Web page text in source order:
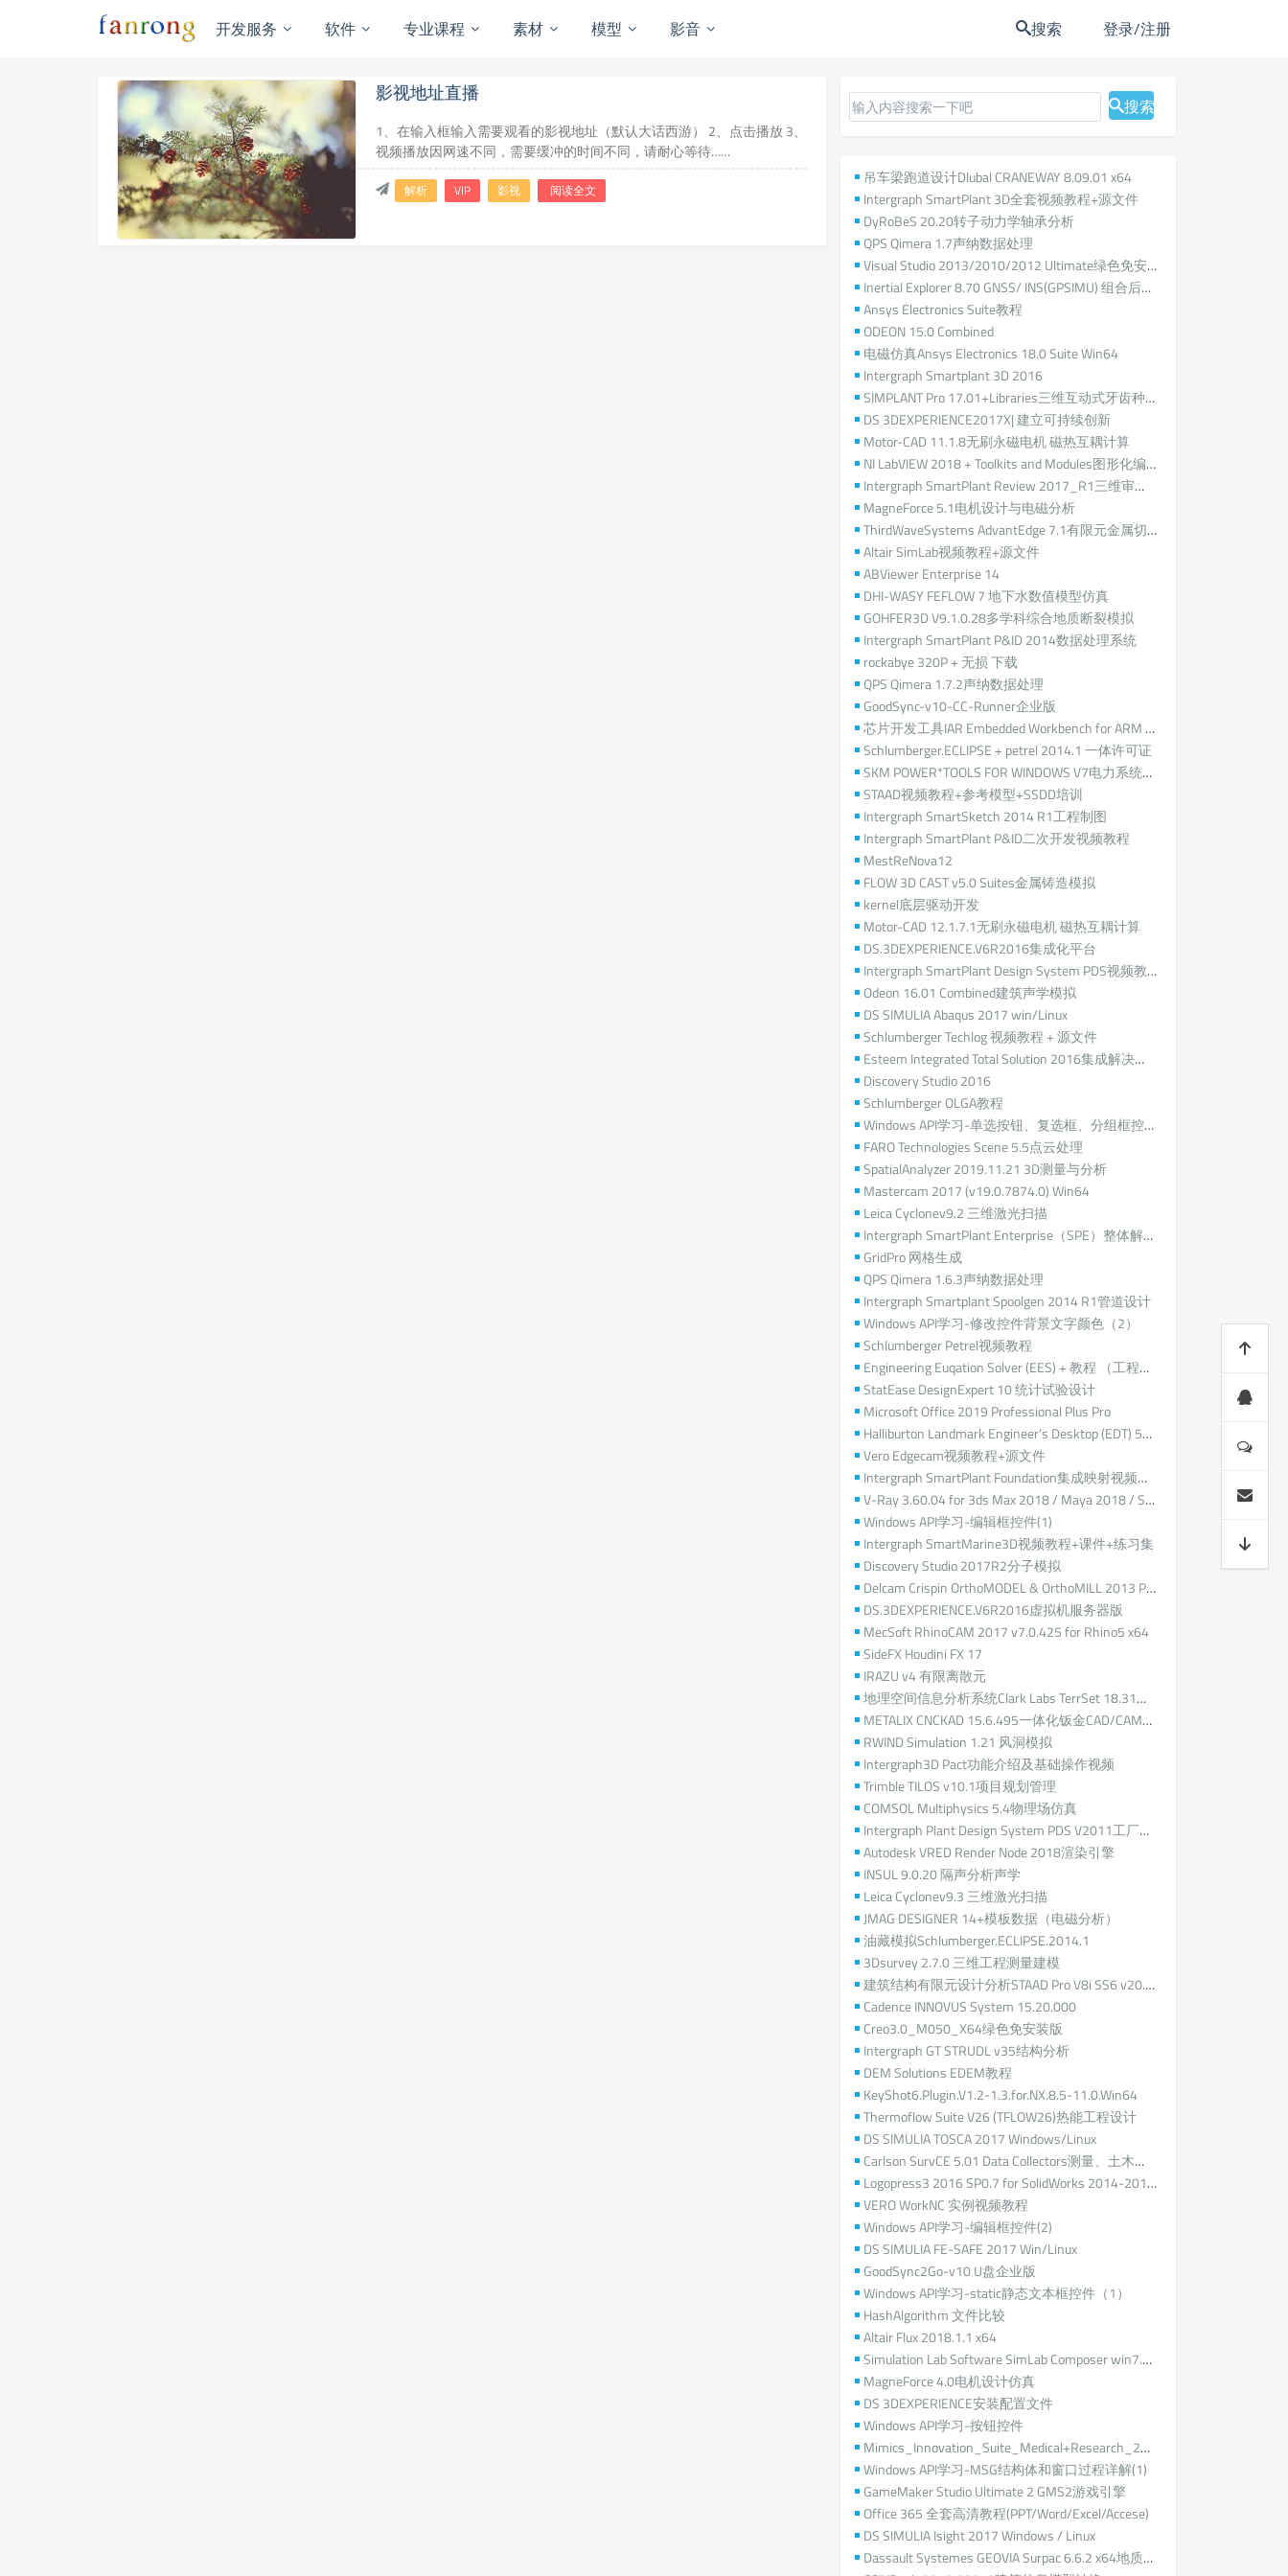
开发服务 软件 专业课程 素材 模型 影音 搜索 登录/注册
影视地址直播
1、在输入框输入需要观看的影视地址（默认大话西游） 2、点击播放 3、
视频播放因网速不同，需要缓冲的时间不同，请耐心等待……
解析 VIP 影视 阅读全文
搜索
吊车梁跑道设计Dlubal CRANEWAY 8.09.01 x64
Intergraph SmartPlant 3D全套视频教程+源文件
DyRoBeS 20.20转子动力学轴承分析
QPS Qimera 1.7声纳数据处理
Visual Studio 2013/2010/2012 Ultimate绿色免安装版
Inertial Explorer 8.70 GNSS/ INS(GPSIMU) 组合后处理
Ansys Electronics Suite教程
ODEON 15.0 Combined
电磁仿真Ansys Electronics 18.0 Suite Win64
Intergraph Smartplant 3D 2016
SIMPLANT Pro 17.01+Libraries三维互动式牙齿种植辅助含库
DS 3DEXPERIENCE2017X| 建立可持续创新
Motor-CAD 11.1.8无刷永磁电机 磁热互耦计算
NI LabVIEW 2018 + Toolkits and Modules图形化编程平台
Intergraph SmartPlant Review 2017_R1三维审查工具
MagneForce 5.1电机设计与电磁分析
ThirdWaveSystems AdvantEdge 7.1有限元金属切削仿真
Altair SimLab视频教程+源文件
ABViewer Enterprise 14
DHI-WASY FEFLOW 7 地下水数值模型仿真
GOHFER3D V9.1.0.28多学科综合地质断裂模拟
Intergraph SmartPlant P&ID 2014数据处理系统
rockabye 320P + 无损 下载
QPS Qimera 1.7.2声纳数据处理
GoodSync-v10-CC-Runner企业版
芯片开发工具IAR Embedded Workbench for ARM 7.80.1 + IAR Software Pack 2017-01-27
Schlumberger.ECLIPSE + petrel 2014.1 一体许可证
SKM POWER*TOOLS FOR WINDOWS V7电力系统设计分析与仿真计算
STAAD视频教程+参考模型+SSDD培训
Intergraph SmartSketch 2014 R1工程制图
Intergraph SmartPlant P&ID二次开发视频教程
MestReNova12
FLOW 3D CAST v5.0 Suites金属铸造模拟
kernel底层驱动开发
Motor-CAD 12.1.7.1无刷永磁电机 磁热互耦计算
DS.3DEXPERIENCE.V6R2016集成化平台
Intergraph SmartPlant Design System PDS视频教程+源文件
Odeon 16.01 Combined建筑声学模拟
DS SIMULIA Abaqus 2017 win/Linux
Schlumberger Techlog 视频教程 + 源文件
Esteem Integrated Total Solution 2016集成解决方案
Discovery Studio 2016
Schlumberger OLGA教程
Windows API学习-单选按钮、复选框、分组框控件(1)
FARO Technologies Scene 5.5点云处理
SpatialAnalyzer 2019.11.21 3D测量与分析
Mastercam 2017 (v19.0.7874.0) Win64
Leica Cyclonev9.2 三维激光扫描
Intergraph SmartPlant Enterprise（SPE）整体解决方案培训视频
GridPro 网格生成
QPS Qimera 1.6.3声纳数据处理
Intergraph Smartplant Spoolgen 2014 R1管道设计
Windows API学习-修改控件背景文字颜色（2）
Schlumberger Petrel视频教程
Engineering Euqation Solver (EES) + 教程 （工程方程求解）
StatEase DesignExpert 10 统计试验设计
Microsoft Office 2019 Professional Plus Pro
Halliburton Landmark Engineer’s Desktop (EDT) 5000.14.0
Vero Edgecam视频教程+源文件
Intergraph SmartPlant Foundation集成映射视频教程
V-Ray 3.60.04 for 3ds Max 2018 / Maya 2018 / SketchUp 2017 / Rhino 5
Windows API学习-编辑框控件(1)
Intergraph SmartMarine3D视频教程+课件+练习集
Discovery Studio 2017R2分子模拟
Delcam Crispin OrthoMODEL & OrthoMILL 2013 Pro鞋垫设计
DS.3DEXPERIENCE.V6R2016虚拟机服务器版
MecSoft RhinoCAM 2017 v7.0.425 for Rhino5 x64
SideFX Houdini FX 17
IRAZU v4 有限离散元
地理空间信息分析系统Clark Labs TerrSet 18.31原IDRISI
METALIX CNCKAD 15.6.495一体化钣金CAD/CAM编程
RWIND Simulation 1.21 风洞模拟
Intergraph3D Pact功能介绍及基础操作视频
Trimble TILOS v10.1项目规划管理
COMSOL Multiphysics 5.4物理场仿真
Intergraph Plant Design System PDS V2011工厂设计管理系统
Autodesk VRED Render Node 2018渲染引擎
INSUL 9.0.20 隔声分析声学
Leica Cyclonev9.3 三维激光扫描
JMAG DESIGNER 14+模板数据（电磁分析）
油藏模拟Schlumberger.ECLIPSE.2014.1
3Dsurvey 2.7.0 三维工程测量建模
建筑结构有限元设计分析STAAD Pro V8i SS6 v20.07.11.90 + SSDD SS6
Cadence INNOVUS System 15.20.000
Creo3.0_M050_X64绿色免安装版
Intergraph GT STRUDL v35结构分析
DEM Solutions EDEM教程
KeyShot6.Plugin.V1.2-1.3.for.NX.8.5-11.0.Win64
Thermoflow Suite V26 (TFLOW26)热能工程设计
DS SIMULIA TOSCA 2017 Windows/Linux
Carlson SurvCE 5.01 Data Collectors测量、土木、挖掘和建设
Logopress3 2016 SP0.7 for SolidWorks 2014-2017 x64
VERO WorkNC 实例视频教程
Windows API学习-编辑框控件(2)
DS SIMULIA FE-SAFE 2017 Win/Linux
GoodSync2Go-v10 U盘企业版
Windows API学习-static静态文本框控件（1）
HashAlgorithm 文件比较
Altair Flux 2018.1.1 x64
Simulation Lab Software SimLab Composer win7.2.4 x64 / 7.2.3 macOS
MagneForce 4.0电机设计仿真
DS 3DEXPERIENCE安装配置文件
Windows API学习-按钮控件
Mimics_Innovation_Suite_Medical+Research_20.0+3-matic Medical 12.0 (x64)医学有限元仿真
Windows API学习-MSG结构体和窗口过程详解(1)
GameMaker Studio Ultimate 2 GMS2游戏引擎
Office 365 全套高清教程(PPT/Word/Excel/Accese)
DS SIMULIA Isight 2017 Windows / Linux
Dassault Systemes GEOVIA Surpac 6.6.2 x64地质和采矿规划